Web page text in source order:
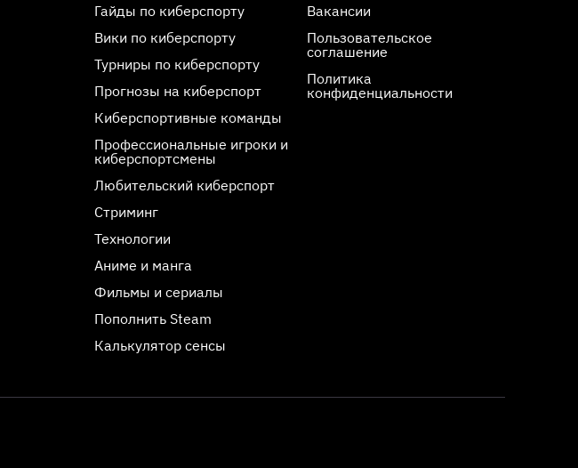
Гайды по киберспорту
Вики по киберспорту
Турниры по киберспорту
Прогнозы на киберспорт
Киберспортивные команды
Профессиональные игроки и
киберспортсмены
Любительский киберспорт
Стриминг
Технологии
Аниме и манга
Фильмы и сериалы
Пополнить Steam
Калькулятор сенсы
Вакансии
Пользовательское
соглашение
Политика
конфиденциальности